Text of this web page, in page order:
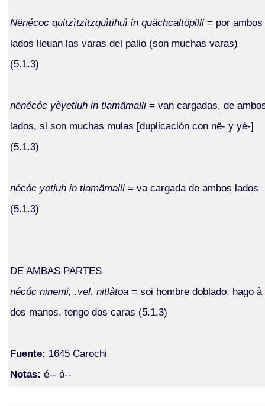
Nënécoc quitzìtzitzquìtihuì in quächcaltöpilli = por ambos
lados lleuan las varas del palio (son muchas varas)
(5.1.3)
nënécóc yèyetiuh in tlamämalli = van cargadas, de
lados, si son muchas mulas [duplicación con në- y yè-]
(5.1.3)
nécóc yetiuh in tlamämalli = va cargada de ambos lados
(5.1.3)
DE AMBAS PARTES
nécóc ninemi, .vel. nitlàtoa = soi hombre doblado, hago à
dos manos, tengo dos caras (5.1.3)
Fuente: 1645 Carochi
Notas: é-- ó--